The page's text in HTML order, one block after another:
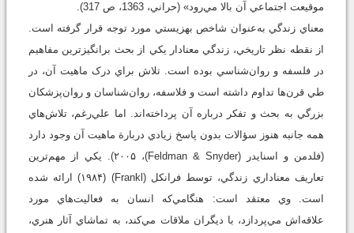
موقيعت اجتماعي آن بالا مي‌رود» (حراني، 1363، ص 317).
معناي زندگي به‌عنوان شاخص بهزيستي مورد توجه قرار گرفته است.
از نقطه نظر تاريخي، زندگي معنادار يکي از بحث برانگيزترين مفاهيم
در فلسفه و روان‌شناسي بوده است. تلاش براي درک ماهيت آن، در
طي قرن‌ها تداوم داشته است و فلاسفه، روان‌شناسان و روان‌پزشکان
بزرگي به بحث و تفکر درباره آن پرداخته‌اند. اما علي‌رغم، تلاش‌هاي
همه جانبه هنوز سؤالات بدون پاسخ زيادي دربارة ماهيت آن وجود دارد
(فلدمن و اسنايدر (Feldman & Snyder)، ۲۰۰۵). يکي از مهم‌ترين
تعاريف معناداري زندگي، توسط فرانکل (Frankl) (۱۹۸۴) ارائه شده
است. وي معتقد است: هنگامي‌که انسان به فعاليت‌هاي مورد
علاقه‌اش مي‌پردازد، با ديگران ملاقات مي‌کند، به تماشاي آثار هنري،